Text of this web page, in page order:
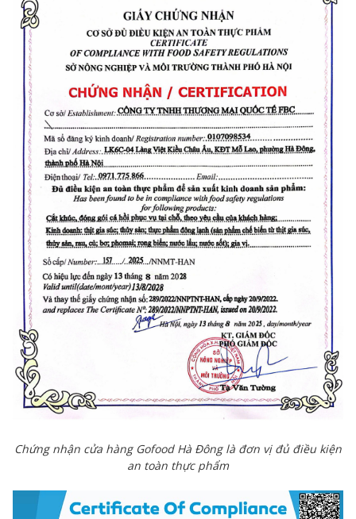
Chứng nhận cửa hàng Gofood Hà Đông là đơn vị đủ điều kiện
an toàn thực phẩm